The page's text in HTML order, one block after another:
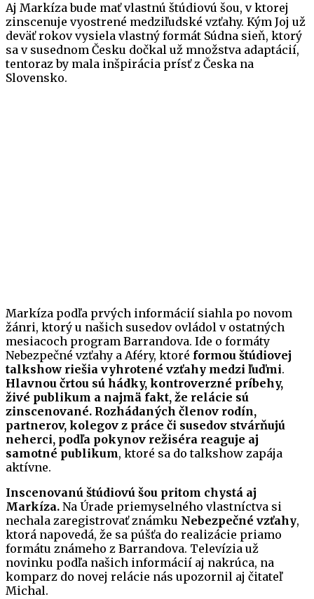
Aj Markíza bude mať vlastnú štúdiovú šou, v ktorej
zinscenuje vyostrené medziľudské vzťahy. Kým Joj už
deväť rokov vysiela vlastný formát Súdna sieň, ktorý
sa v susednom Česku dočkal už množstva adaptácií,
tentoraz by mala inšpirácia prísť z Česka na
Slovensko.
Markíza podľa prvých informácií siahla po novom
žánri, ktorý u našich susedov ovládol v ostatných
mesiacoch program Barrandova. Ide o formáty
Nebezpečné vzťahy a Aféry, ktoré formou štúdiovej
talkshow riešia vyhrotené vzťahy medzi ľuďmi.
Hlavnou črtou sú hádky, kontroverzné príbehy,
živé publikum a najmä fakt, že relácie sú
zinscenované. Rozhádaných členov rodín,
partnerov, kolegov z práce či susedov stvárňujú
neherci, podľa pokynov režiséra reaguje aj
samotné publikum, ktoré sa do talkshow zapája
aktívne.
Inscenovanú štúdiovú šou pritom chystá aj
Markíza. Na Úrade priemyselného vlastníctva si
nechala zaregistrovať známku Nebezpečné vzťahy,
ktorá napovedá, že sa púšťa do realizácie priamo
formátu známeho z Barrandova. Televízia už
novinku podľa našich informácií aj nakrúca, na
komparz do novej relácie nás upozornil aj čitateľ
Michal.